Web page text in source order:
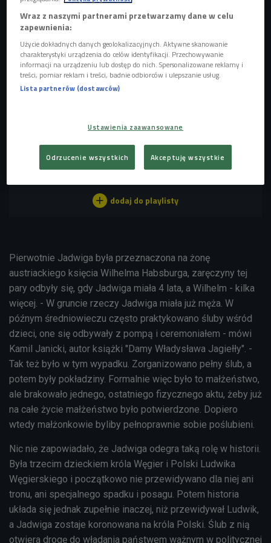
mężczyzną. Z Jagiełłą nigdy przedtem się nie widzieli.
Wychowywali się w różnych kulturach, różniło ich
wykształcenie.
też biegle władała kilkoma językami. Posiadała także
prywatną bibliotekę. Jagiełło był określany jako barbarzyńca
i analfabeta. Czy małżeństwo Jadwigi i Władysława mogło
być, przy tak wielu rozdźwiękach, udane?
Władysława Jagiełły (Zaklinacze Czasu/Czwórka)
Pierwotnie Jadwiga była przeznaczona na żonę
austriackiego księcia Wilhelma Habsburga, zaręczyny tej
pary odbyły się, gdy Jadwiga miała 4 lata, a Wilhelm - kilka
więcej. - W gruncie rzeczy Jadwiga miała już męża. W
późnym średniowieczu często praktykowano śluby wśród
dzieci, one się odbywały z pompą i ceremoniałem - mówi
Kamil Janicki, autor książki "Damy Władysława Jagiełły". -
Tak też było w tym wypadku. Zorganizowano pełny ślub, a
potem były pokładziny. Formalnie więc było to małżeństwo,
ale brakowało jednego, ostatniego fizycznego aktu, żeby już
na całe życie małżeństwo było potwierdzone. Dopiero
wtedy małżonkowie byliby pełnoprawnie sobie poślubieni.
Nic nie zapowiadało, że Jadwiga odegra taką rolę w historii.
Była trzecim dzieckiem króla Węgier i Polski Ludwika
Węgierskiego i początkowo nie przewidywano dla niej ani
tronu, ani specjalnego spadku i posagu. Potem historia
układa się jednak zupełnie inaczej, niż przewidywał Ludwik,
a Jadwiga zostaje koronowana na króla Polski. Ślub z nią
otwiera drogę do władania państwem ważnym w politycznej
Wraz z naszymi partnerami przetwarzamy dane w celu
zapewnienia:
Użycie dokładnych danych geolokalizacyjnych. Aktywne skanowanie
charakterystyki urządzenia do celów identyfikacji. Przechowywanie
informacji na urządzeniu lub dostęp do nich. Spersonalizowane reklamy i
treści, pomiar reklam i treści, badnie odbiorców i ulepszanie usług.
Lista partnerów (dostawców)
Ustawienia zaawansowane
Odrzucenie wszystkich Akceptuję wszystkie